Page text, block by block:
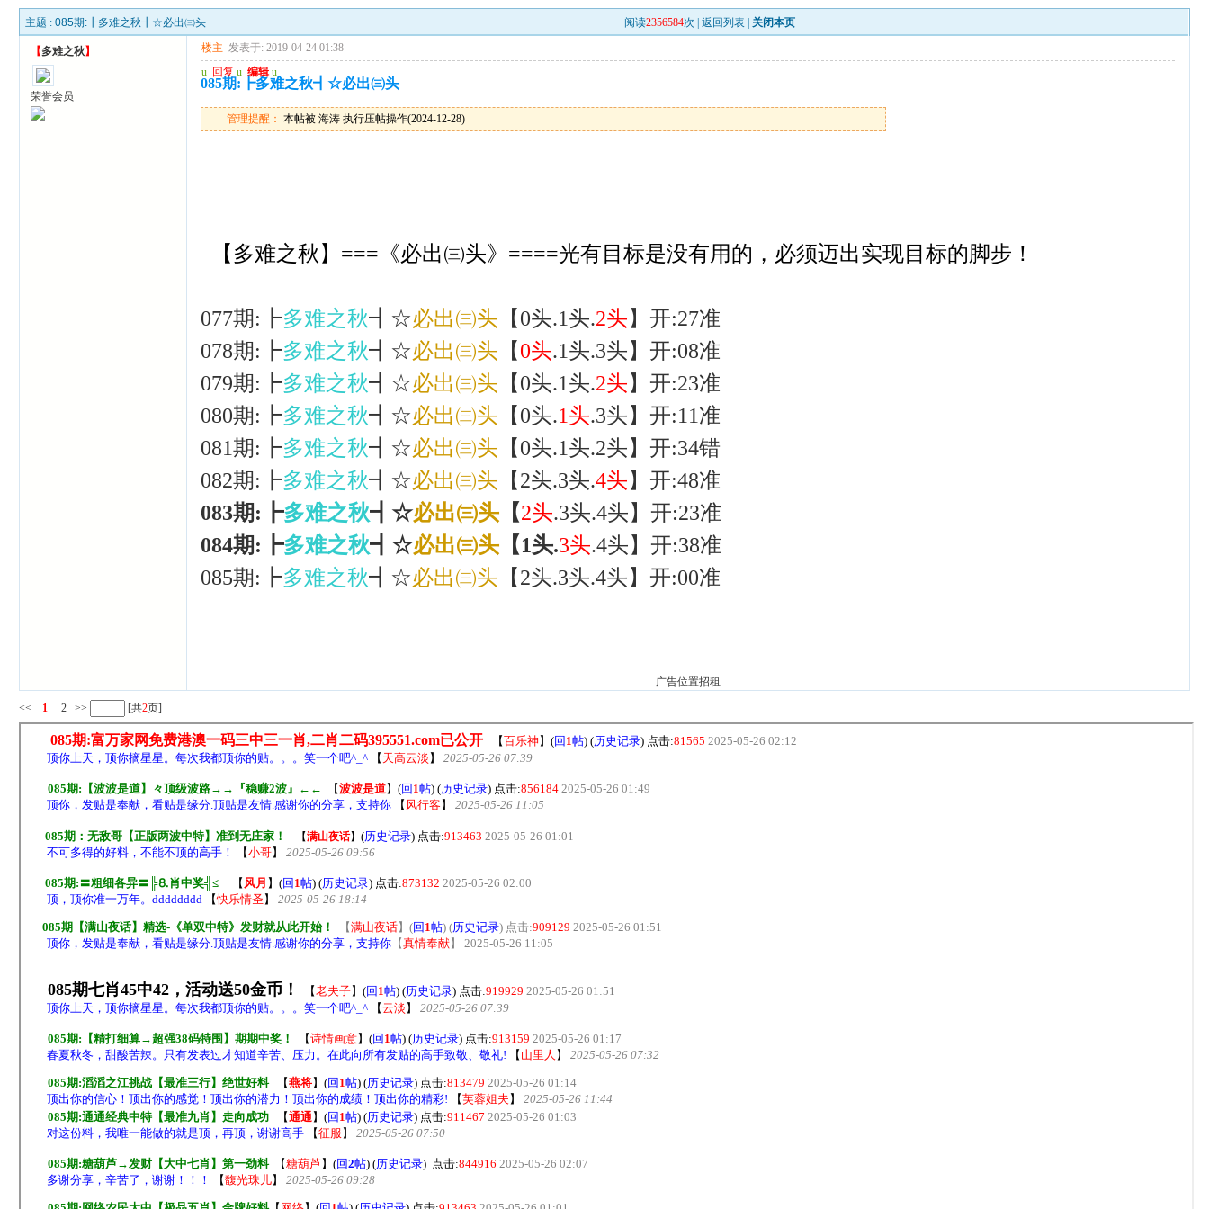
主题 :085期:┣多难之秋┫☆必出㈢头 阅读2356584次 |返回列表 关闭本页
【多难之秋】
荣誉会员
楼主 发表于: 2019-04-24 01:38
u 回复 u 编辑 u
085期:┣多难之秋┫☆必出㈢头
管理提醒：本帖被 海涛 执行压帖操作(2024-12-28)
【多难之秋】===《必出㈢头》====光有目标是没有用的，必须迈出实现目标的脚步！
077期:┣多难之秋┫☆必出㈢头 【0头.1头.2头】开:27准
078期:┣多难之秋┫☆必出㈢头 【0头.1头.3头】开:08准
079期:┣多难之秋┫☆必出㈢头 【0头.1头.2头】开:23准
080期:┣多难之秋┫☆必出㈢头 【0头.1头.3头】开:11准
081期:┣多难之秋┫☆必出㈢头 【0头.1头.2头】开:34错
082期:┣多难之秋┫☆必出㈢头 【2头.3头.4头】开:48准
083期:┣多难之秋┫☆必出㈢头 【2头.3头.4头】开:23准
084期:┣多难之秋┫☆必出㈢头 【1头.3头.4头】开:38准
085期:┣多难之秋┫☆必出㈢头 【2头.3头.4头】开:00准
广告位置招租
<< 1 2 >> [共2页]